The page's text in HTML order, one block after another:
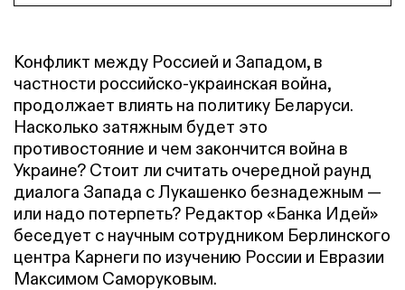
Конфликт между Россией и Западом, в
частности российско-украинская война,
продолжает влиять на политику Беларуси.
Насколько затяжным будет это
противостояние и чем закончится война в
Украине? Стоит ли считать очередной раунд
диалога Запада с Лукашенко безнадежным —
или надо потерпеть? Редактор «Банка Идей»
беседует с научным сотрудником Берлинского
центра Карнеги по изучению России и Евразии
Максимом Саморуковым.